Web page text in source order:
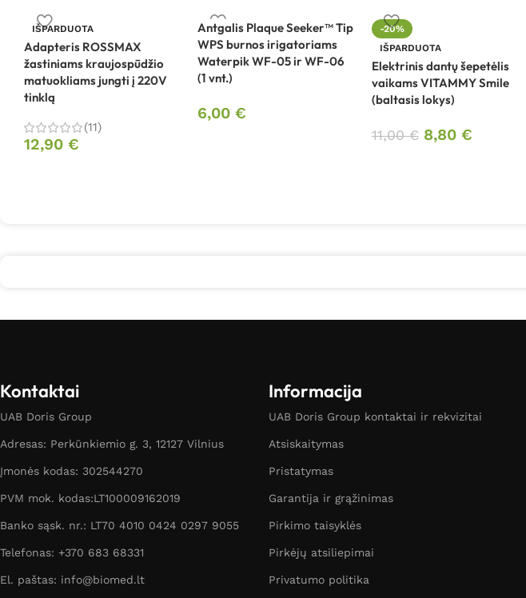
IŠPARDUOTA
Adapteris ROSSMAX
žastiniams kraujospūdžio
matuokliams jungti į 220V
tinklą
(11)
12,90 €
Antgalis Plaque Seeker™ Tip
WPS burnos irigatoriams
Waterpik WF-05 ir WF-06
(1 vnt.)
6,00€
-20%
IŠPARDUOTA
Elektrinis dantų šepetėlis
vaikams VITAMMY Smile
(baltasis lokys)
11,00€ 8,80 €
Kontaktai
UAB Doris Group
Adresas: Perkūnkiemio g. 3, 12127 Vilnius
Įmonės kodas: 302544270
PVM mok. kodas:LT100009162019
Banko sąsk. nr.: LT70 4010 0424 0297 9055
Telefonas: +370 683 68331
El. paštas: info@biomed.lt
Informacija
UAB Doris Group kontaktai ir rekvizitai
Atsiskaitymas
Pristatymas
Garantija ir grąžinimas
Pirkimo taisyklės
Pirkėjų atsiliepimai
Privatumo politika